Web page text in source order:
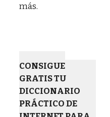
más.
CONSIGUE
GRATIS TU
DICCIONARIO
PRÁCTICO DE